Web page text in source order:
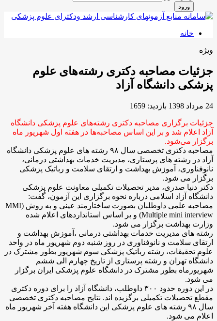
ورود
خانه
ویژه
جزئیات مصاحبه دکتری رشته‌های علوم
پزشکی دانشگاه آزاد
24 مرداد 1398 بازدید: 1659
جزئیات برگزاری مصاحبه دکتری رشته‌های علوم پزشکی دانشگاه
آزاد اعلام شد و بر این اساس مصاحبه‌ها در هفته اول شهریور ماه
برگزار می‌شود.
مصاحبه دکتری تخصصی سال ۹۸ رشته های علوم پزشکی دانشگاه
آزاد در رشته های پرستاری، مدیریت خدمات بهداشتی درمانی،
نانوفناوری، آموزش بهداشت و ارتقای سلامت و رباتیک پزشکی
برگزار می‌ شود.
دکتر دنیا صدری، مدیر تحصیلات تکمیلی معاونت علوم پزشکی
دانشگاه آزاد اسلامی درباره نحوه برگزاری این آزمون، گفت:
مصاحبه علمی داوطلبان بصورت ساختارمند عینی و به روش (MMI
(Multiple mini interview و بر اساس استانداردهای اعلام شده
وزارت بهداشت برگزار می شود.
رشته های مدیریت خدمات بهداشتی درمانی ،آموزش بهداشت و
ارتقای سلامت و نانوفناوری در روز شنبه دوم شهریور ماه در واحد
علوم تحقیقات، رشته رباتیک پزشکی سوم شهریور بطور مشترک در
دانشگاه تهران و رشته پرستاری از تاریخ چهارم الی ششم
شهریورماه بطور مشترک در دانشگاه علوم پزشکی ایران برگزار
می شود.
در این دوره حدود ۳۰۰ داوطلب، دانشگاه آزاد را برای دوره دکتری
مقطع تحصیلات تکمیلی برگزیده اند. نتایج مصاحبه دکتری تخصصی
سال ۹۸ رشته های علوم پزشکی این دانشگاه هفته آخر شهریور ماه
اعلام می شود.